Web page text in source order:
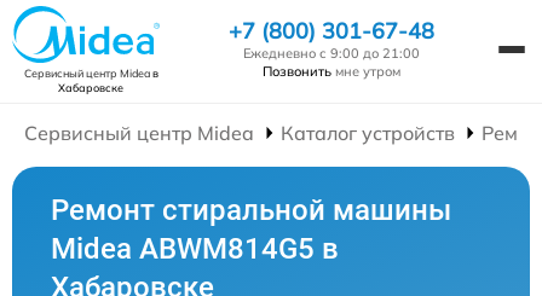
Сервисный центр Mideaв
Хабаровске
+7 (800) 301-67-48
Ежедневно с 9:00 до 21:00
Позвонить мне утром
Сервисный центр Midea Каталог устройств
Ремонт стиральной машины
Midea ABWM814G5 в
Хабаровске